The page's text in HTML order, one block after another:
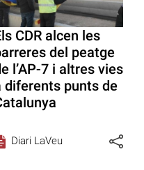
CDR alcen les
del peatge
l’AP-7 i altres vies
diferents punts de
Diari LaVeu